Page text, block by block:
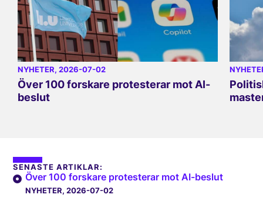
NYHETER, 2026-07-02
Över 100 forskare protesterar mot AI-
beslut
SENASTE ARTIKLAR:
Över 100 forskare protesterar mot AI-beslut
NYHETER, 2026-07-02